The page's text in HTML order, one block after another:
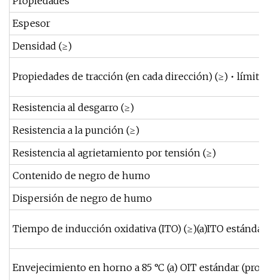
Espesor
Densidad (≥)
Propiedades de tracción (en cada dirección) (≥) •
Resistencia al desgarro (≥)
Resistencia a la punción (≥)
Resistencia al agrietamiento por tensión (≥)
Contenido de negro de humo
Dispersión de negro de humo
Tiempo de inducción oxidativa (ITO) (≥)(a)ITO
Envejecimiento en horno a 85 °C (a) OIT estándar